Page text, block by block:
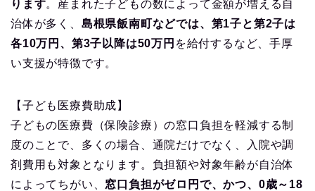
ります。産まれた子どもの数によって金額が増える自
治体が多く、 島根県飯南町などでは、第1子と第2子は
各10万円、第3子以降は50万円 を給付するなど、手厚
い支援が特徴です。
【子ども医療費助成】
子どもの医療費（保険診療）の窓口負担を軽減する制
度のことで、多くの場合、通院だけでなく、入院や調
剤費用も対象となります。負担額や対象年齢が自治体
によってちがい、 窓口負担がゼロ円で、かつ、0歳～18